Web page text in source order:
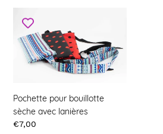
c
t
i
pour
bouillotte
sèche
avec
Pochette pour bouillotte
sèche avec lanières
Prix
€7,00